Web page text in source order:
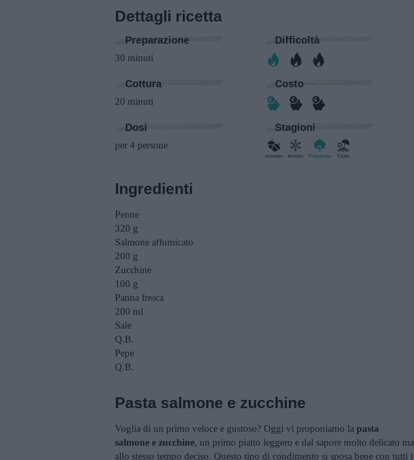
Dettagli ricetta
Preparazione
30 minuti
Difficoltà
Cottura
20 minuti
Costo
Dosi
per 4 persone
Stagioni
Autunno Inverno Primavera Estate
Ingredienti
Penne
320 g
Salmone affumicato
200 g
Zucchine
100 g
Panna fresca
200 ml
Sale
Q.B.
Pepe
Q.B.
Pasta salmone e zucchine
Voglia di un primo veloce e gustoso? Oggi vi proponiamo la pasta
salmone e zucchine, un primo piatto leggero e dal sapore molto delicato ma
allo stesso tempo deciso. Questo tipo di condimento si sposa bene con tutti i